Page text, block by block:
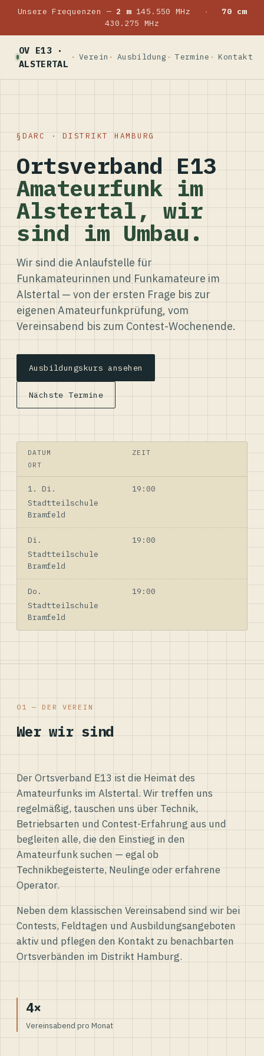
Unsere Frequenzen — 2 m145.550 MHz ·
70 cm
430.275 MHz
OV E13 ·
ALSTERTAL
Verein Ausbildung Termine Kontakt
DARC · DISTRIKT HAMBURG
Ortsverband E13
Amateurfunk im
Alstertal, wir
sind im Umbau.
Wir sind die Anlaufstelle für
Funkamateurinnen und Funkamateure im
Alstertal — von der ersten Frage bis zur
eigenen Amateurfunkprüfung, vom
Vereinsabend bis zum Contest-Wochenende.
Ausbildungskurs ansehen
Nächste Termine
DATUM
ZEIT
ORT
1. Di.
19:00
Stadtteilschule
Bramfeld
Di.
19:00
Stadtteilschule
Bramfeld
Do.
19:00
Stadtteilschule
Bramfeld
01 — DER VEREIN
Wer wir sind
Der Ortsverband E13 ist die Heimat des
Amateurfunks im Alstertal. Wir treffen uns
regelmäßig, tauschen uns über Technik,
Betriebsarten und Contest-Erfahrung aus und
begleiten alle, die den Einstieg in den
Amateurfunk suchen — egal ob
Technikbegeisterte, Neulinge oder erfahrene
Operator.
Neben dem klassischen Vereinsabend sind wir bei
Contests, Feldtagen und Ausbildungsangeboten
aktiv und pflegen den Kontakt zu benachbarten
Ortsverbänden im Distrikt Hamburg.
4×
Vereinsabend pro Monat